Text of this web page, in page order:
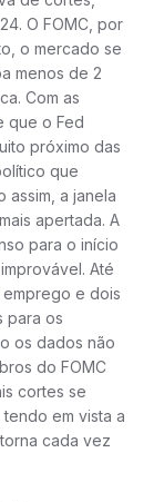
O FOMC, por
o mercado se
menos de 2
Com as
que o Fed
próximo das
que
assim, a janela
apertada. A
para o início
Até
e dois
para os
os dados não
do FOMC
cortes se
em vista a
cada vez